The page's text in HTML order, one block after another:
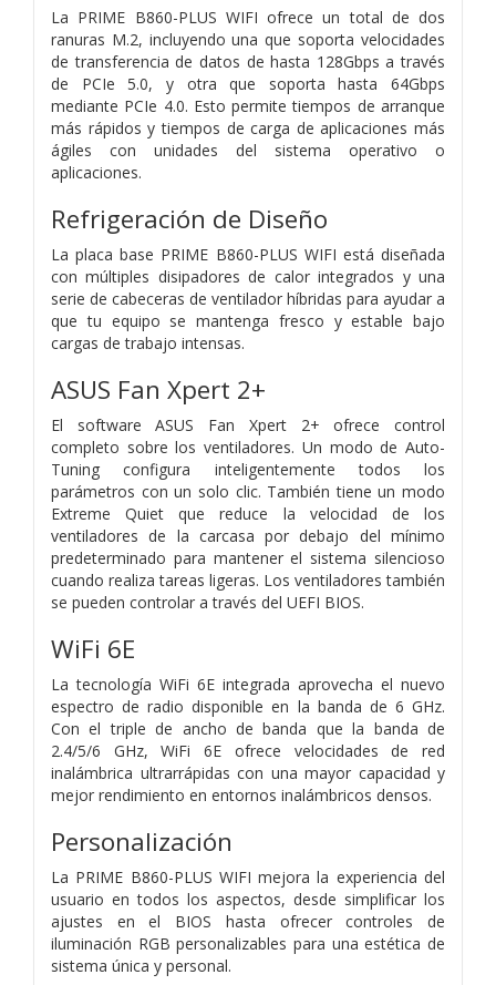
La PRIME B860-PLUS WIFI ofrece un total de dos
ranuras M.2, incluyendo una que soporta velocidades
de transferencia de datos de hasta 128Gbps a través
de PCIe 5.0, y otra que soporta hasta 64Gbps
mediante PCIe 4.0. Esto permite tiempos de arranque
más rápidos y tiempos de carga de aplicaciones más
ágiles con unidades del sistema operativo o
aplicaciones.
Refrigeración de Diseño
La placa base PRIME B860-PLUS WIFI está diseñada
con múltiples disipadores de calor integrados y una
serie de cabeceras de ventilador híbridas para ayudar a
que tu equipo se mantenga fresco y estable bajo
cargas de trabajo intensas.
ASUS Fan Xpert 2+
El software ASUS Fan Xpert 2+ ofrece control
completo sobre los ventiladores. Un modo de Auto-
Tuning configura inteligentemente todos los
parámetros con un solo clic. También tiene un modo
Extreme Quiet que reduce la velocidad de los
ventiladores de la carcasa por debajo del mínimo
predeterminado para mantener el sistema silencioso
cuando realiza tareas ligeras. Los ventiladores también
se pueden controlar a través del UEFI BIOS.
WiFi 6E
La tecnología WiFi 6E integrada aprovecha el nuevo
espectro de radio disponible en la banda de 6 GHz.
Con el triple de ancho de banda que la banda de
2.4/5/6 GHz, WiFi 6E ofrece velocidades de red
inalámbrica ultrarrápidas con una mayor capacidad y
mejor rendimiento en entornos inalámbricos densos.
Personalización
La PRIME B860-PLUS WIFI mejora la experiencia del
usuario en todos los aspectos, desde simplificar los
ajustes en el BIOS hasta ofrecer controles de
iluminación RGB personalizables para una estética de
sistema única y personal.